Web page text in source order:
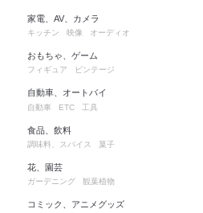
家電、AV、カメラ
キッチン 映像 オーディオ
おもちゃ、ゲーム
フィギュア ビンテージ
自動車、オートバイ
自動車 ETC 工具
食品、飲料
調味料、スパイス 菓子
花、園芸
ガーデニング 観葉植物
コミック、アニメグッズ